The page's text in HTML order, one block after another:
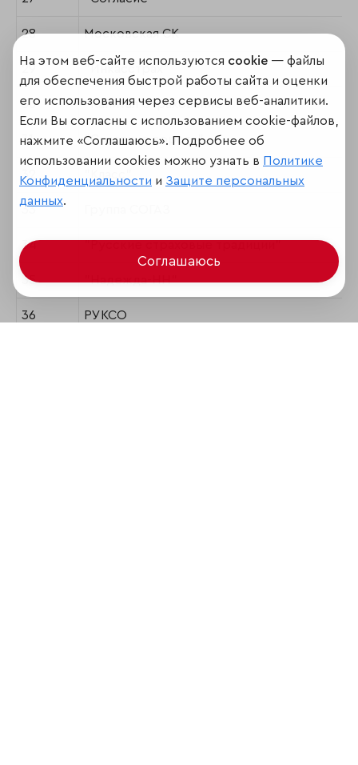
28 Московская СК
29 "Инкасстрах"
30 "Капитал Страхование"
31 "Спасские ворота"
32
33
34
35 "Надежда-НН"
36 РУКСО
На этом веб-сайте используются cookie — файлы
для обеспечения быстрой работы сайта и оценки
его использования через сервисы веб-аналитики.
Если Вы согласны с использованием cookie-файлов,
нажмите «Соглашаюсь». Подробнее об
использовании cookies можно узнать в Политике
Конфиденциальности и Защите персональных
данных.
Соглашаюсь